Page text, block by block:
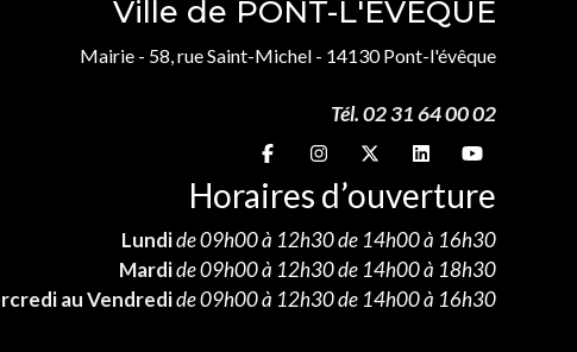
Ville de PONT-L'ÉVÊQUE
Mairie - 58, rue Saint-Michel - 14130 Pont-l'évêque
Tél. 02 31 64 00 02
Suivez-nous sur
Suivez-nous sur
Suivez-nous sur
Suivez-nous sur
Suivez-nous sur
Horaires d’ouverture
Lundide 09h00 à 12h30 de 14h00 à 16h30
Mardide 09h00 à 12h30 de 14h00 à 18h30
au Vendredide 09h00 à 12h30 de 14h00 à 16h30